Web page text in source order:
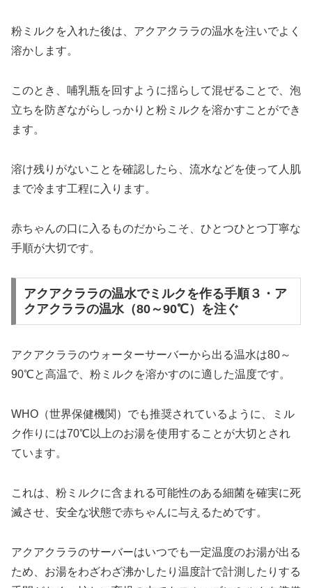
粉ミルクを入れた後は、アクアクララの温水を注いでよく
溶かします。
このとき、哺乳瓶を回すように揺らして混ぜることで、泡
立ちを防ぎながらしっかりと粉ミルクを溶かすことができ
ます。
溶け残りがないことを確認したら、流水などを使って人肌
まで冷ます工程に入ります。
赤ちゃんの口に入るものだからこそ、ひとつひとつ丁寧な
手順が大切です。
アクアクララの温水でミルクを作る手順３・ア
クアクララの温水（80～90℃）を注ぐ
アクアクララのウォーターサーバーから出る温水は80～
90℃と高温で、粉ミルクを溶かすのに適した温度です。
WHO（世界保健機関）でも推奨されているように、ミル
ク作りには70℃以上のお湯を使用することが大切とされ
ています。
これは、粉ミルクに含まれる可能性のある細菌を確実に死
滅させ、安全な状態で赤ちゃんに与えるためです。
アクアクララのサーバーはいつでも一定温度のお湯が出る
ため、お湯をわざわざ沸かしたり温度計で計測したりする